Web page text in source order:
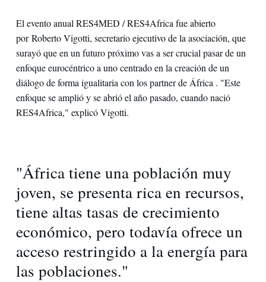
El evento anual RES4MED / RES4Africa fue abierto
por Roberto Vigotti, secretario ejecutivo de la asociación, que
surayó que en un futuro próximo vas a ser crucial pasar de un
enfoque eurocéntrico a uno centrado en la creación de un
diálogo de forma igualitaria con los partner de África . "Este
enfoque se amplió y se abrió el año pasado, cuando nació
RES4Africa," explicó Vigotti.
"África tiene una población muy
joven, se presenta rica en recursos,
tiene altas tasas de crecimiento
económico, pero todavía ofrece un
acceso restringido a la energía para
las poblaciones."